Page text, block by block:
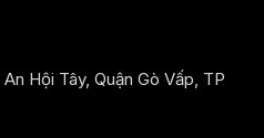
Hội Tây, Quận Gò Vấp, TP